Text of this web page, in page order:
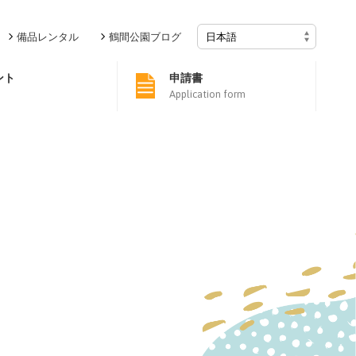
ト 申請書
Application form
備品レンタル 鶴間公園ブログ